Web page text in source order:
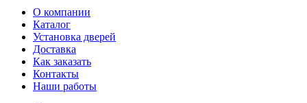
О компании
Каталог
Установка дверей
Доставка
Как заказать
Контакты
Наши работы